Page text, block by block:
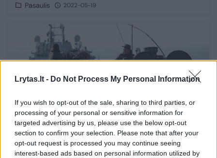
Lrytas.lt - Do Not Process My Personal Information
If you wish to opt-out of the sale, sharing to third parties, or
processing of your personal or sensitive information for
targeted advertising by us, please use the below opt-out
section to confirm your selection. Please note that after your
opt-out request is processed you may continue seeing
interest-based ads based on personal information utilized by
Pasaulis 2022-05-19